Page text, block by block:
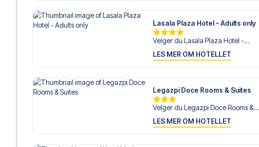
Lasala Plaza Hotel - Adults only
Velger du Lasala Plaza Hotel -...
LES MER OM HOTELLET
Legazpi Doce Rooms & Suites
Velger du Legazpi Doce Rooms &...
LES MER OM HOTELLET